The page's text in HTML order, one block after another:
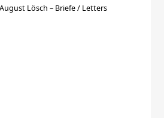
August Lösch – Briefe / Letters